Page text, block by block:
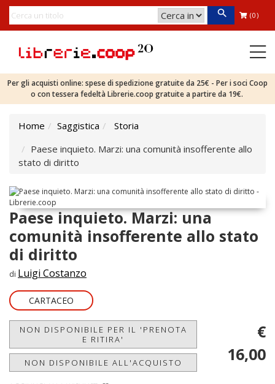
(0)
Per gli acquisti online: spese di spedizione gratuite da 25€ - Per i soci Coop
o con tessera fedeltà Librerie.coop gratuite a partire da 19€.
Home Saggistica
Storia
Paese inquieto. Marzi: una comunità insofferente allo
stato di diritto
Paese inquieto. Marzi: una
comunità insofferente allo stato
di diritto
di Luigi Costanzo
CARTACEO
NON DISPONIBILE PER IL 'PRENOTA
E RITIRA'
NON DISPONIBILE ALL'ACQUISTO
€
16,00